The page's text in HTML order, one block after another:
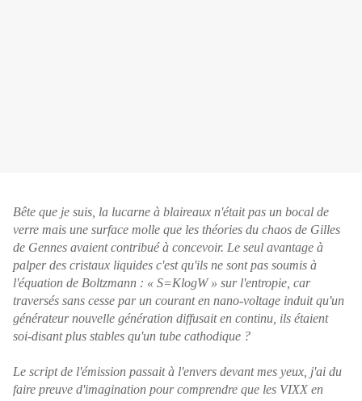
Bête que je suis, la lucarne à blaireaux n'était pas un bocal de
verre mais une surface molle que les théories du chaos de Gilles
de Gennes avaient contribué à concevoir. Le seul avantage à
palper des cristaux liquides c'est qu'ils ne sont pas soumis à
l'équation de Boltzmann : « S=KlogW » sur l'entropie, car
traversés sans cesse par un courant en nano-voltage induit qu'un
générateur nouvelle génération diffusait en continu, ils étaient
soi-disant plus stables qu'un tube cathodique ?
Le script de l'émission passait à l'envers devant mes yeux, j'ai du
faire preuve d'imagination pour comprendre que les VIXX en